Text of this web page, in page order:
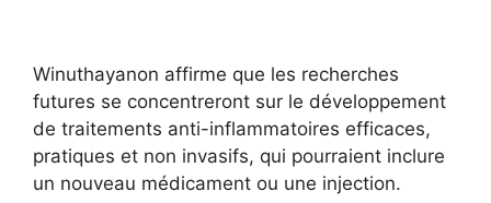
Winuthayanon affirme que les recherches
futures se concentreront sur le développement
de traitements anti-inflammatoires efficaces,
pratiques et non invasifs, qui pourraient inclure
un nouveau médicament ou une injection.